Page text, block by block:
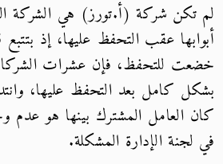
لم تكن شركة (أ.تورز) هي الشركة
أبوابها عقب التحفظ عليها، إذ
خضعت للتحفظ، فإن عشرات
بشكل كامل بعد التحفظ عليها،
كان العامل المشترك بينها هو عدم
في لجنة الإدارة المشكلة.